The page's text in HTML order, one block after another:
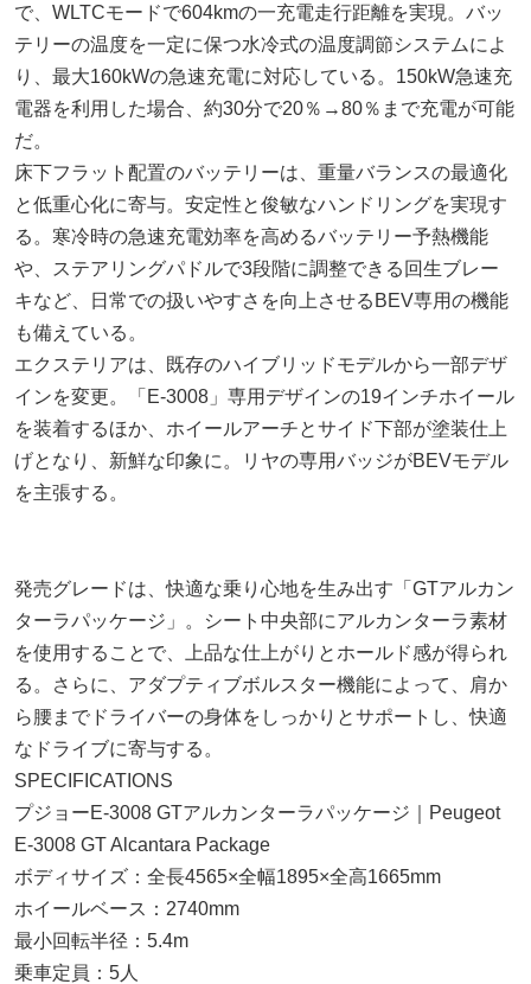
で、WLTCモードで604kmの一充電走行距離を実現。バッ
テリーの温度を一定に保つ水冷式の温度調節システムによ
り、最大160kWの急速充電に対応している。150kW急速充
電器を利用した場合、約30分で20％→80％まで充電が可能
だ。
床下フラット配置のバッテリーは、重量バランスの最適化
と低重心化に寄与。安定性と俊敏なハンドリングを実現す
る。寒冷時の急速充電効率を高めるバッテリー予熱機能
や、ステアリングパドルで3段階に調整できる回生ブレー
キなど、日常での扱いやすさを向上させるBEV専用の機能
も備えている。
エクステリアは、既存のハイブリッドモデルから一部デザ
インを変更。「E-3008」専用デザインの19インチホイール
を装着するほか、ホイールアーチとサイド下部が塗装仕上
げとなり、新鮮な印象に。リヤの専用バッジがBEVモデル
を主張する。
発売グレードは、快適な乗り心地を生み出す「GTアルカン
ターラパッケージ」。シート中央部にアルカンターラ素材
を使用することで、上品な仕上がりとホールド感が得られ
る。さらに、アダプティブボルスター機能によって、肩か
ら腰までドライバーの身体をしっかりとサポートし、快適
なドライブに寄与する。
SPECIFICATIONS
プジョーE-3008 GTアルカンターラパッケージ｜Peugeot
E-3008 GT Alcantara Package
ボディサイズ：全長4565×全幅1895×全高1665mm
ホイールベース：2740mm
最小回転半径：5.4m
乗車定員：5人